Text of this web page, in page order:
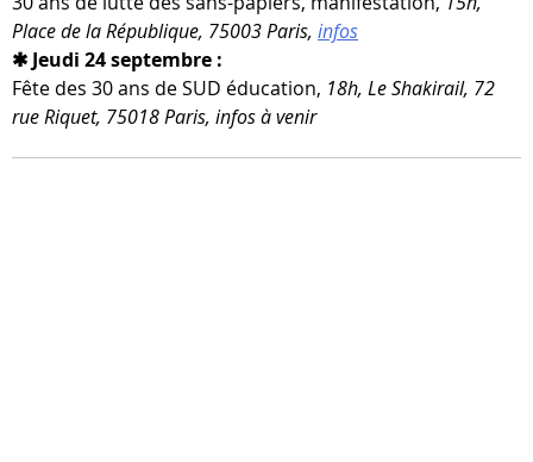
Place de la République, 75003 Paris, infos
✱ Jeudi 24 septembre :
Fête des 30 ans de SUD édu­ca­tion, 18h, Le Shakirail, 72
rue Riquet, 75018 Paris, infos à venir